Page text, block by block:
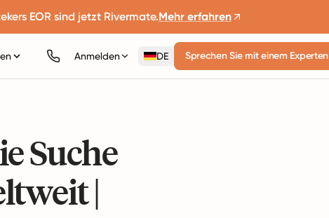
EOR sind jetzt Rivermate.Mehr erfahren
Anmelden DE Sprechen Sie mit einem Experten
Suche
|